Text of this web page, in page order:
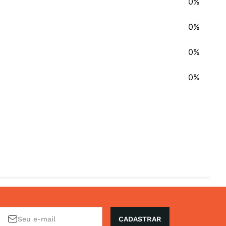
0%
0%
0%
CADASTRAR